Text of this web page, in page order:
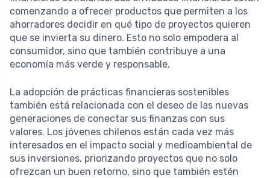
comenzando a ofrecer productos que permiten a los
ahorradores decidir en qué tipo de proyectos quieren
que se invierta su dinero. Esto no solo empodera al
consumidor, sino que también contribuye a una
economía más verde y responsable.
La adopción de prácticas financieras sostenibles
también está relacionada con el deseo de las nuevas
generaciones de conectar sus finanzas con sus
valores. Los jóvenes chilenos están cada vez más
interesados en el impacto social y medioambiental de
sus inversiones, priorizando proyectos que no solo
ofrezcan un buen retorno, sino que también estén